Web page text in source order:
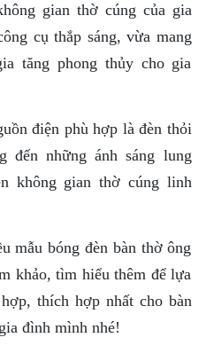
gian thờ cúng của gia
cụ thắp sáng, vừa mang
tăng phong thủy cho gia
điện phù hợp là đèn thỏi
đến những ánh sáng lung
không gian thờ cúng linh
mẫu bóng đèn bàn thờ ông
khảo, tìm hiểu thêm để lựa
thích hợp nhất cho bàn
đình mình nhé!